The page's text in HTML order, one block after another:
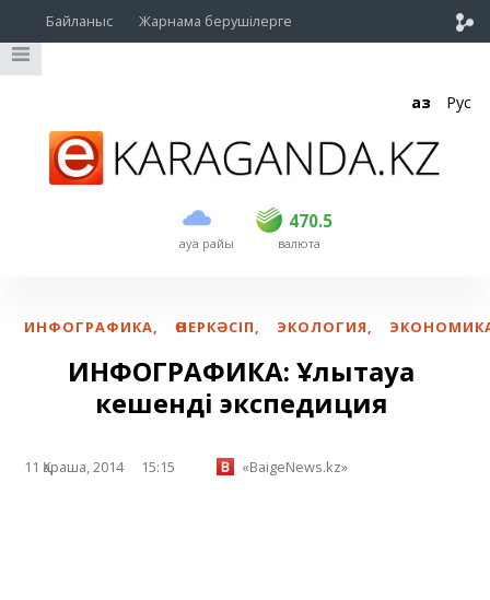
Байланыс Жарнама берушілерге
Қаз Рус
ауа райы
470.5
USD 468.5 470.5
EUR валюта
ИНФОГРАФИКА, ӨНЕРКӘСІП, ЭКОЛОГИЯ,
ИНФОГРАФИКА: Ұлытауға
кешенді экспедиция
11 Қараша, 2014 15:15 «BaigeNews.kz»